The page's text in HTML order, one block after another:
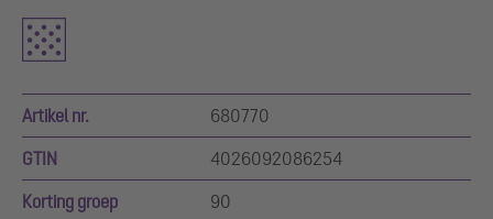
Artikel nr. 680770
GTIN 4026092086254
Korting groep 90